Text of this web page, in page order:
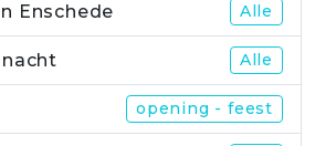
Enschede Alle
Alle
opening - feest